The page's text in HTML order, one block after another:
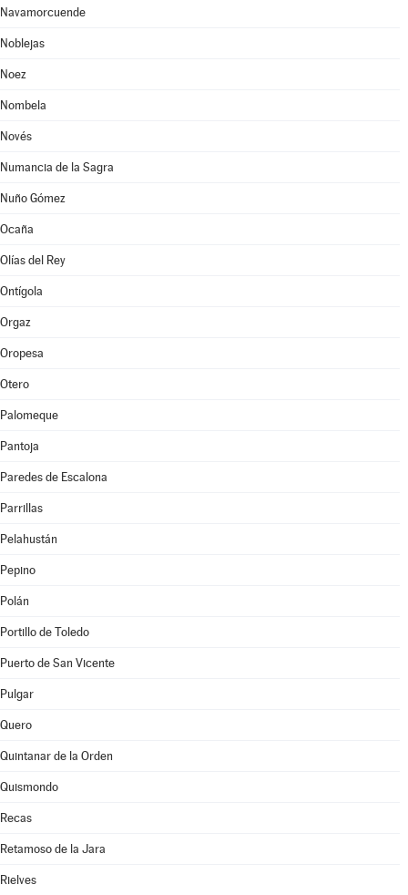
Navamorcuende
Noblejas
Noez
Nombela
Novés
Numancia de la Sagra
Nuño Gómez
Ocaña
Olías del Rey
Ontígola
Orgaz
Oropesa
Otero
Palomeque
Pantoja
Paredes de Escalona
Parrillas
Pelahustán
Pepino
Polán
Portillo de Toledo
Puerto de San Vicente
Pulgar
Quero
Quintanar de la Orden
Quismondo
Recas
Retamoso de la Jara
Rielves